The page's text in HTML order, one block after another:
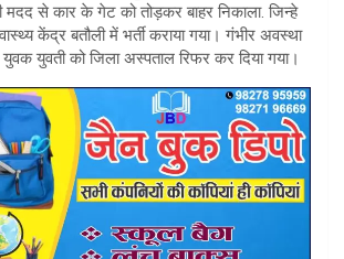
मदद से कार के गेट को तोड़कर बाहर निकाला. जिन्हे
केंद्र बतौली में भर्ती कराया गया। गंभीर अवस्था
युवती को जिला अस्पताल रिफर कर दिया गया।